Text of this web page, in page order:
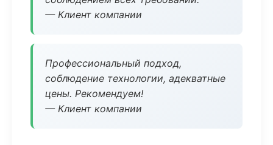
— Клиент компании
Профессиональный подход,
соблюдение технологии, адекватные
цены. Рекомендуем!
— Клиент компании